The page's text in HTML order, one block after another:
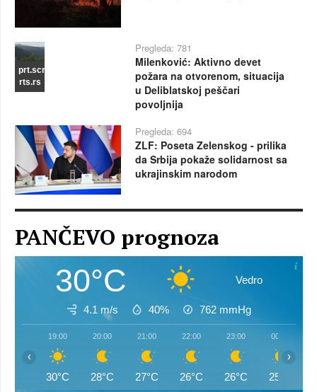
prt.scr
rts.rs
Pregleda: 781
Milenković: Aktivno devet
požara na otvorenom, situacija
u Deliblatskoj peščari
povoljnija
Pregleda: 694
ZLF: Poseta Zelenskog - prilika
da Srbija pokaže solidarnost sa
ukrajinskim narodom
PANČEVO prognoza
30°C Vedro
4.1 m/s 40% 762 mmHg
19:00
30°C
20:00
28°C
21:00
27°C
22:00
26°C
23:00
26°C
00:00
25°C
‹ ›